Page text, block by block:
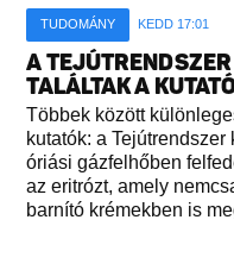
TUDOMÁNY KEDD 17:01
A
TALÁLTAK A
Többek között
kutatók: a
óriási gázfelhőben
az eritrózt, amely
barnító krémekben is